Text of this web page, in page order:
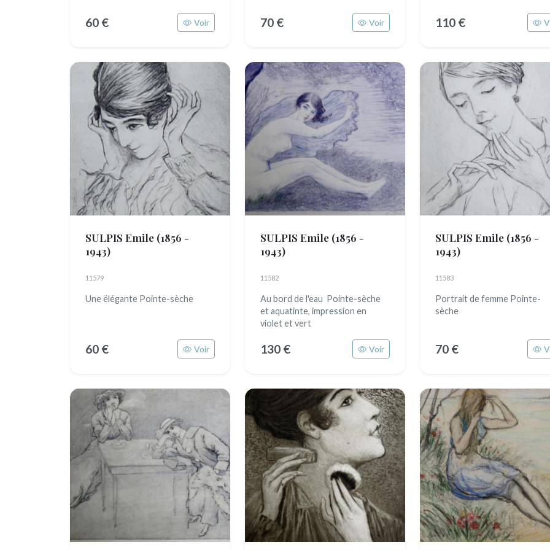
60 € Voir 70 € Voir 110 €
SULPIS Emile (1856 -
1943)
11579
Une élégante Pointe-sèche
60 € Voir
SULPIS Emile (1856 -
1943)
11582
Au bord de l'eau Pointe-sèche
et aquatinte, impression en
violet et vert
130 € Voir
SULPIS Emile (1856 -
1943)
11583
Portrait de femme Pointe-
sèche
70 €